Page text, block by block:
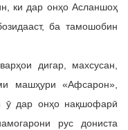
ки дар онҳо Асланшоҳ
ба тамошобин
дигар, махсусан,
машҳури «Афсарон»,
ӯ дар онҳо нақшофарӣ
рус дониста